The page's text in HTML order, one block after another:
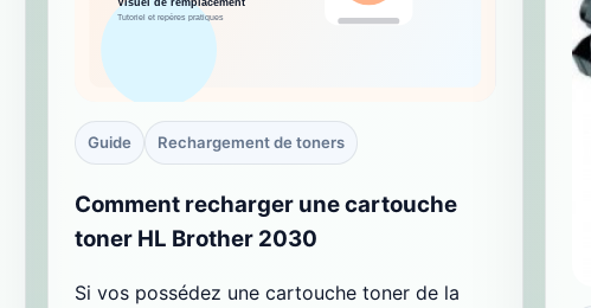
Guide Rechargement de toners
Comment recharger une cartouche
toner HL Brother 2030
Si vos possédez une cartouche toner de la